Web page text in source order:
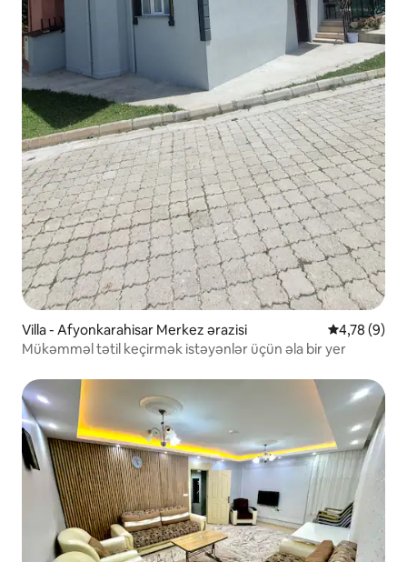
Villa - Afyonkarahisar Merkez ərazisi Ortalama
4,78 (9)
Mükəmməl tətil keçirmək istəyənlər üçün əla bir yer